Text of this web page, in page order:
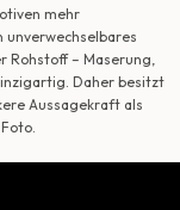
mehr
unverwechselbares
Rohstoff – Maserung,
Daher besitzt
Aussagekraft als